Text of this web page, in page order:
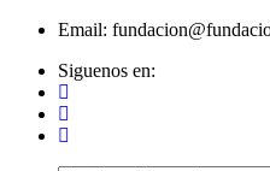
Email:
Siguenos en: